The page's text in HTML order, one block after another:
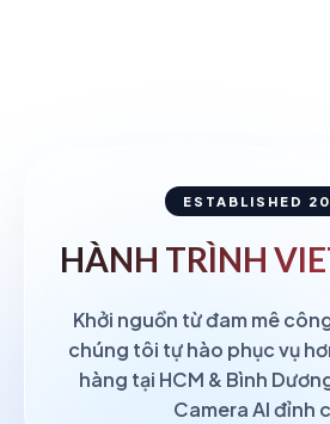
ESTABLISHED
HÀNH TRÌNH
Khởi nguồn từ đam mê
chúng tôi tự hào phục vụ
hàng tại HCM & Bình
Camera AI đỉnh